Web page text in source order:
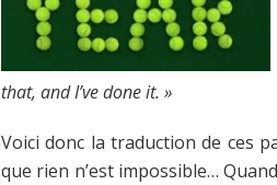
that, and I’ve done it. »
Voici donc la traduction de ces
que rien n’est impossible…